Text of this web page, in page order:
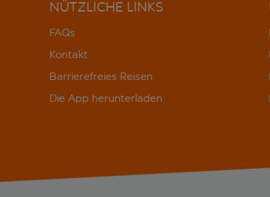
NÜTZLICHE LINKS
FAQs
Kontakt
Barrierefreies Reisen
Die App herunterladen